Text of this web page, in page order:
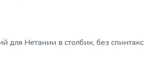
Нетании в столбик, без